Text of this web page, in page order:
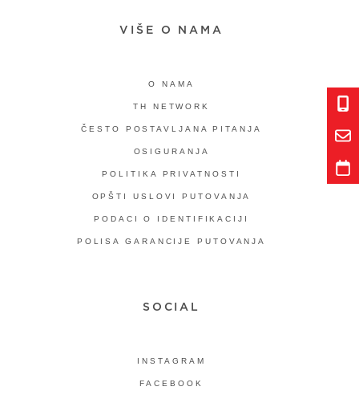
VIŠE O NAMA
O NAMA
TH NETWORK
ČESTO POSTAVLJANA PITANJA
OSIGURANJA
POLITIKA PRIVATNOSTI
OPŠTI USLOVI PUTOVANJA
PODACI O IDENTIFIKACIJI
POLISA GARANCIJE PUTOVANJA
SOCIAL
INSTAGRAM
FACEBOOK